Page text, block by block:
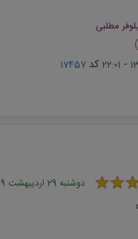
مطلبی
)
-
22:01کد 17457
★★
★★ دوشنبه 29 اردیبهشت 1399